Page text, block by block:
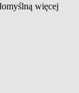
więcej